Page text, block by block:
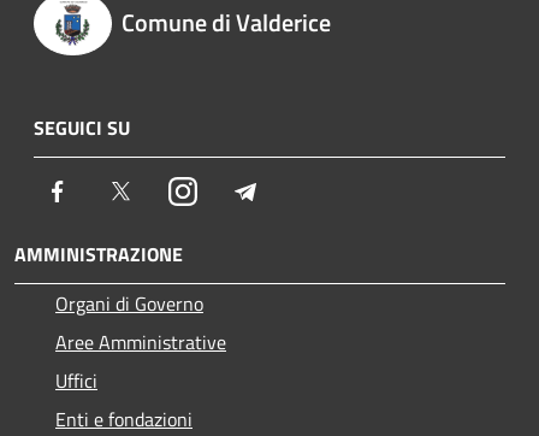
Comune di Valderice
SEGUICI SU
Facebook TwitterInstagram
AMMINISTRAZIONE
Organi di Governo
Aree Amministrative
Uffici
Enti e fondazioni